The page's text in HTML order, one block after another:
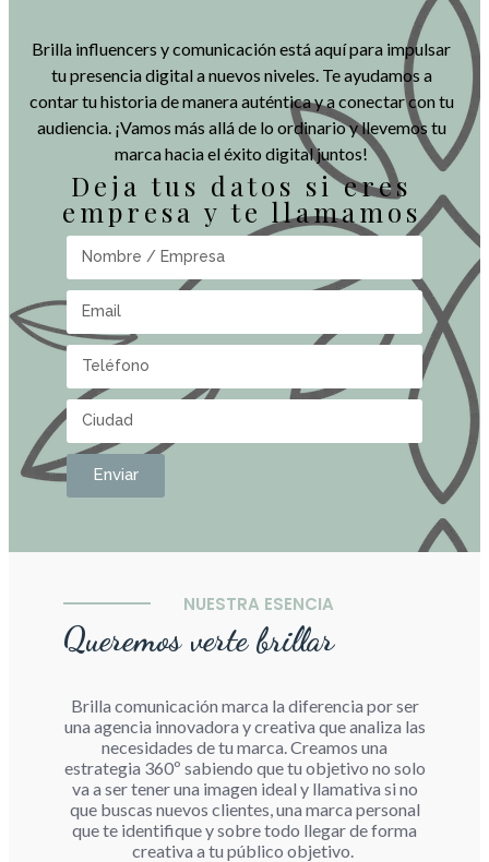
Brilla influencers y comunicación está aquí para impulsar
tu presencia digital a nuevos niveles. Te ayudamos a
contar tu historia de manera auténtica y a conectar con tu
audiencia. ¡Vamos más allá de lo ordinario y llevemos tu
marca hacia el éxito digital juntos!
Deja tus datos si eres
empresa y te llamamos
Enviar
NUESTRA ESENCIA
Queremos verte brillar
Brilla comunicación marca la diferencia por ser
una agencia innovadora y creativa que analiza las
necesidades de tu marca. Creamos una
estrategia 360º sabiendo que tu objetivo no solo
va a ser tener una imagen ideal y llamativa si no
que buscas nuevos clientes, una marca personal
que te identifique y sobre todo llegar de forma
creativa a tu público objetivo.